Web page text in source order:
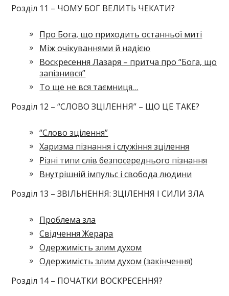
Розділ 11 – ЧОМУ БОГ ВЕЛИТЬ ЧЕКАТИ?
Про Бога, що приходить останньої миті
Між очікуваннями й надією
Воскресення Лазаря – притча про “Бога, що
запізнився”
То ще не вся таємниця…
Розділ 12 – “СЛОВО ЗЦІЛЕННЯ” – ЩО ЦЕ ТАКЕ?
“Слово зцілення”
Харизма пізнання і служіння зцілення
Різні типи слів безпосереднього пізнання
Внутрішній імпульс і свобода людини
Розділ 13 – ЗВІЛЬНЕННЯ: ЗЦІЛЕННЯ І СИЛИ ЗЛА
Проблема зла
Свідчення Жерара
Одержимість злим духом
Одержимість злим духом (закінчення)
Розділ 14 – ПОЧАТКИ ВОСКРЕСЕННЯ?